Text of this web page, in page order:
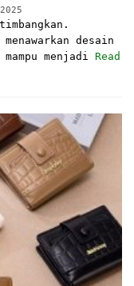
desain
menjadi Read